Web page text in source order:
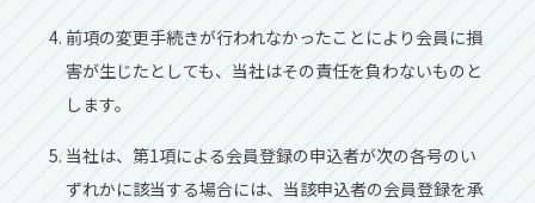
前項の変更手続きが行われなかったことにより会員に損
害が生じたとしても、当社はその責任を負わないものと
します。
当社は、第1項による会員登録の申込者が次の各号のい
ずれかに該当する場合には、当該申込者の会員登録を承